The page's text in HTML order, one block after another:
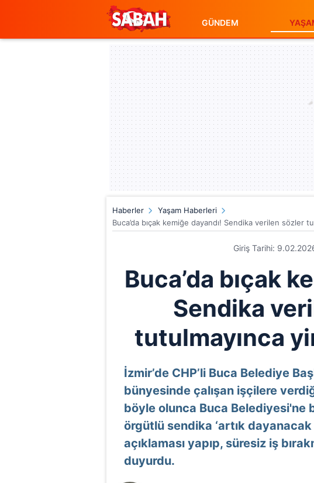
GÜNDEM
Haberler
Yaşam Haberleri
Buca’da bıçak kemiğe dayandı! Sendika verilen sözler
Giriş Tarihi:
Buca’da bıçak
Sendika
tutulmayınca
İzmir’de CHP’li Buca Belediye
bünyesinde çalışan işçilere
böyle olunca Buca Belediyesi'ne
örgütlü sendika ‘artık dayanacak
açıklaması yapıp, süresiz iş
duyurdu.